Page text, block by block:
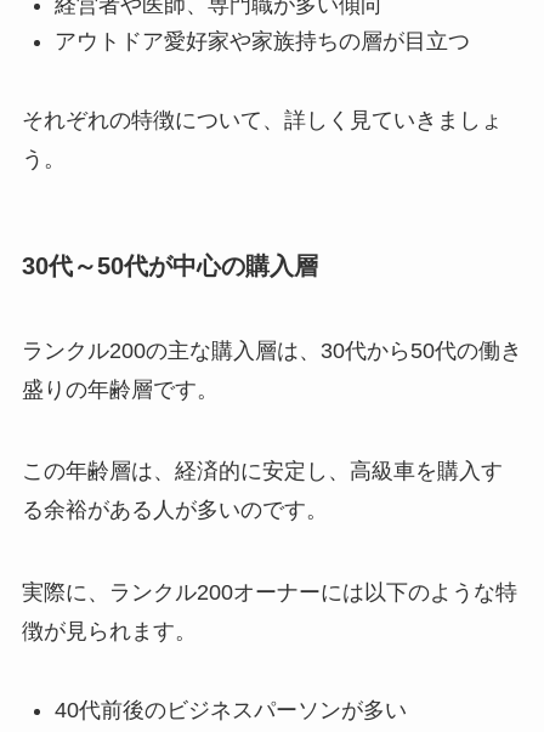
アウトドア愛好家や家族持ちの層が目立つ
それぞれの特徴について、詳しく見ていきましょ
う。
30代～50代が中心の購入層
ランクル200の主な購入層は、30代から50代の働き
盛りの年齢層です。
この年齢層は、経済的に安定し、高級車を購入す
る余裕がある人が多いのです。
実際に、ランクル200オーナーには以下のような特
徴が見られます。
40代前後のビジネスパーソンが多い